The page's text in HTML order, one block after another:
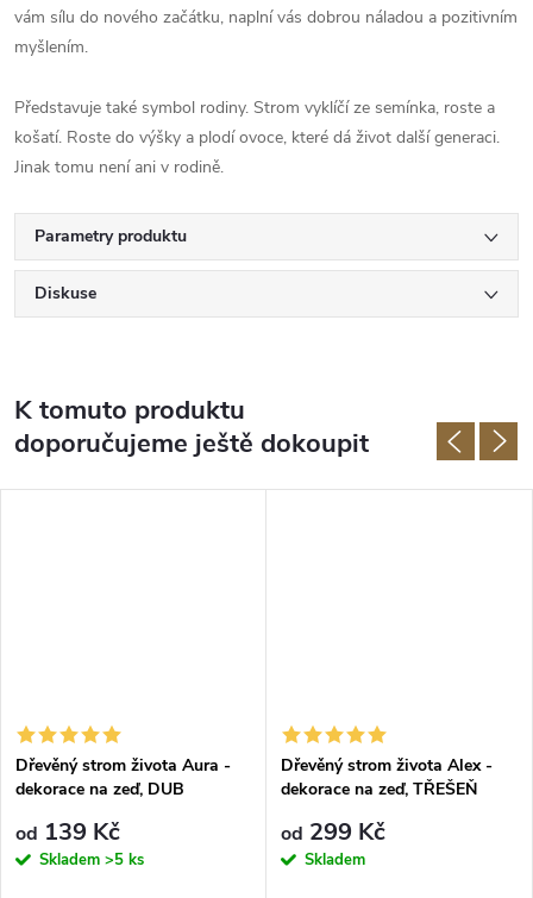
vám sílu do nového začátku, naplní vás dobrou náladou a pozitivním
myšlením.
Představuje také symbol rodiny. Strom vyklíčí ze semínka, roste a
košatí. Roste do výšky a plodí ovoce, které dá život další generaci.
Jinak tomu není ani v rodině.
Parametry produktu
Diskuse
K tomuto produktu
doporučujeme ještě dokoupit
Dřevěný strom života Aura -
dekorace na zeď, DUB
od 139 Kč
Skladem >5 ks
Dřevěný strom života Alex -
dekorace na zeď, TŘEŠEŇ
od 299 Kč
Skladem